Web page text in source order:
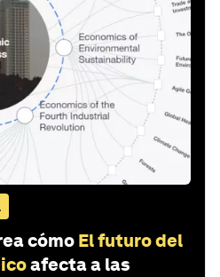
cómo El futuro del
afecta a las